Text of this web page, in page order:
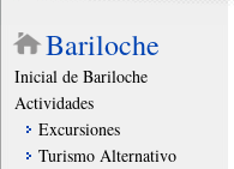
Bariloche
Inicial de Bariloche
Actividades
Excursiones
Turismo Alternativo